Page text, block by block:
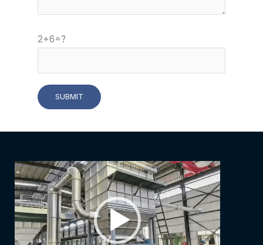
2+6=?
مشغل
الفيديو